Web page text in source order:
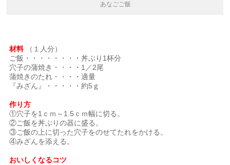
あなごご飯
材料（１人分）
ご飯・・・・・・・・丼ぶり1杯分
穴子の蒲焼き・・・・1／2尾
蒲焼きのたれ・・・・適量
『みざん』・・・・・約5ｇ
作り方
①穴子を1ｃｍ～1.5ｃｍ幅に切る。
②ご飯を丼ぶりの器に盛る。
③ご飯の上に切った穴子をのせてたれをかける。
④みざんを添える。
おいしくなるコツ